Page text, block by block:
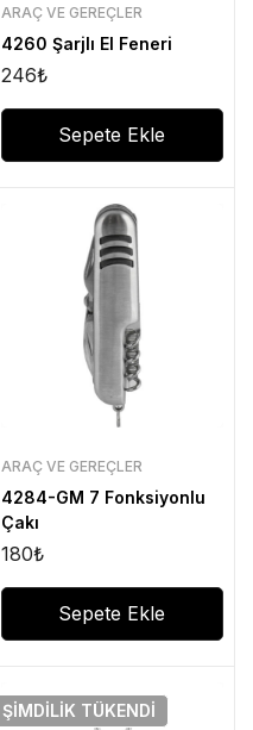
ARAÇ VE GEREÇLER
4260 Şarjlı El Feneri
246₺
Sepete Ekle
ARAÇ VE GEREÇLER
4284-GM 7 Fonksiyonlu
Çakı
180₺
Sepete Ekle
ŞIMDILIK TÜKENDI